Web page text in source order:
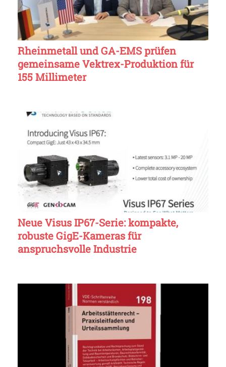
Rheinmetall und GA-EMS prüfen
gemeinsame Vektrex-Produktion für
155 Millimeter
Neue Visus IP67-Serie: kompakte,
robuste GigE-Kameras für
anspruchsvolle Industrie